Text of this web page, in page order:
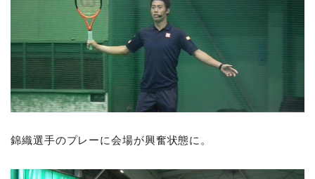
錦織選手のプレーに会場が興奮状態に。